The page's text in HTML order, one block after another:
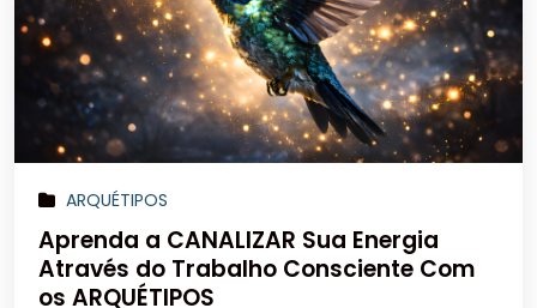
ARQUÉTIPOS
Aprenda a CANALIZAR Sua Energia
Através do Trabalho Consciente Com
os ARQUÉTIPOS